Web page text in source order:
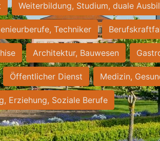
Weiterbildung, Studium, duale
Techniker
Architektur, Bauwesen
Öffentlicher Dienst Medizin,
Erziehung, Soziale Berufe